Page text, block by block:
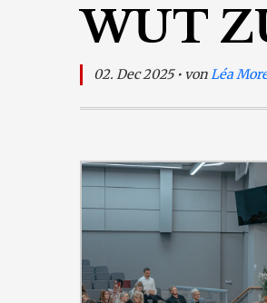
WUT
02. Dec 2025 • vonLéa